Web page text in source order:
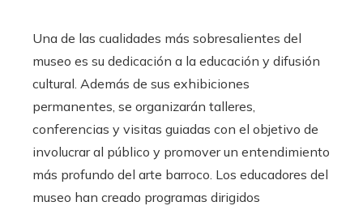
Una de las cualidades más sobresalientes del
museo es su dedicación a la educación y difusión
cultural. Además de sus exhibiciones
permanentes, se organizarán talleres,
conferencias y visitas guiadas con el objetivo de
involucrar al público y promover un entendimiento
más profundo del arte barroco. Los educadores del
museo han creado programas dirigidos